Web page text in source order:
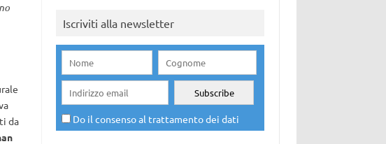
da
Iscriviti alla newsletter
Do il consenso al trattamento dei dati